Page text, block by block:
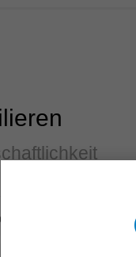
erfolgt je nach
Tisch-
und jeden